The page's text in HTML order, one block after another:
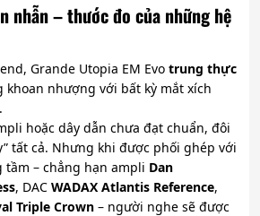
nhẫn – thước đo của những hệ
Grande Utopia EM Evo trung thực
khoan nhượng với bất kỳ mắt xích
hoặc dây dẫn chưa đạt chuẩn, đôi
tất cả. Nhưng khi được phối ghép với
– chẳng hạn ampli Dan
, DAC WADAX Atlantis Reference,
Triple Crown – người nghe sẽ được